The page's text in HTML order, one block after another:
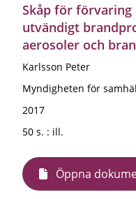
Skåp för
utvändigt
aerosoler och
Karlsson Peter
Myndigheten för
2017
50 s. : ill.
Öppna